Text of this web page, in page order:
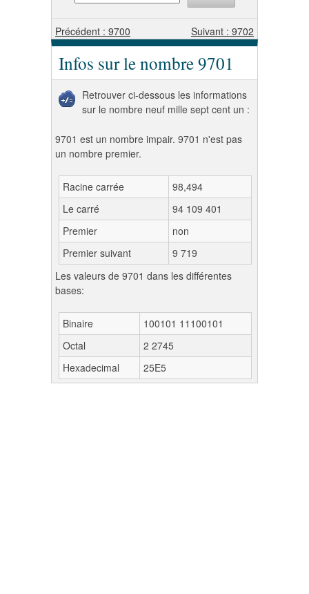
Précédent : 9700 Suivant : 9702
Infos sur le nombre 9701
Retrouver ci-dessous les informations
sur le nombre neuf mille sept cent un :
9701 est un nombre impair. 9701 n'est pas
un nombre premier.
Racine carrée
98,494
Le carré
94 109 401
Premier
non
Premier suivant
9 719
Les valeurs de 9701 dans les différentes
bases:
Binaire
100101 11100101
Octal
2 2745
Hexadecimal
25E5